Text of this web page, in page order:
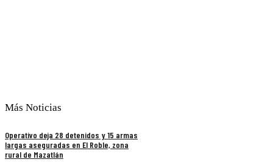
Más Noticias
Operativo deja 28 detenidos y 15 armas
largas aseguradas en El Roble, zona
rural de Mazatlán